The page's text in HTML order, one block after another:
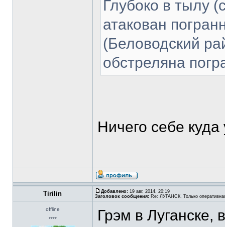
Глубоко в тылу
атакован
(Беловодский
обстреляна
Ничего себе
Tirilin Добавлено: 19 авг, 2014, 20:19
Заголовок сообщения: Re: ЛУГАНСК. Только
offline
****
Грэм в Луганске,